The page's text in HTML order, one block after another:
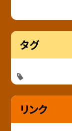
タグ
リンク